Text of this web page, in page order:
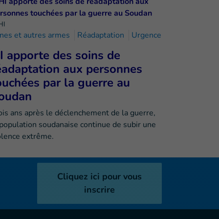
et autres armes Réadaptation Urgence
apporte des soins de
aux personnes
par la guerre au
ans après le déclenchement de la guerre,
soudanaise continue de subir une
extrême.
Cliquez ici pour vous
inscrire